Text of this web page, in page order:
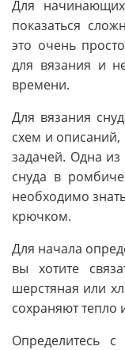
Для
показаться
это очень
для вязания и
времени.
Для вязания
схем и описаний,
задачей. Одна
снуда в
необходимо
крючком.
Для начала
вы хотите
шерстяная или
сохраняют
Определитесь